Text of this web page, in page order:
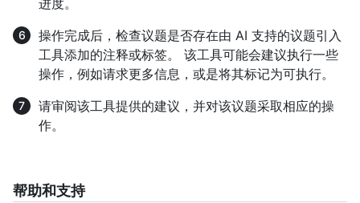
操作完成后，检查议题是否存在由 AI 支持的议题引入
工具添加的注释或标签。 该工具可能会建议执行一些
操作，例如请求更多信息，或是将其标记为可执行。
请审阅该工具提供的建议，并对该议题采取相应的操
作。
帮助和支持